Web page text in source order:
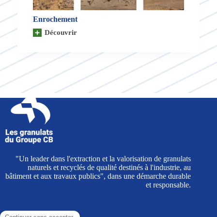
Enrochement
Découvrir
Enrochement
"Un leader dans l'extraction et la valorisation de granulats
naturels et recyclés de qualité destinés à l'industrie, au
bâtiment et aux travaux publics", dans une démarche durable
et responsable.